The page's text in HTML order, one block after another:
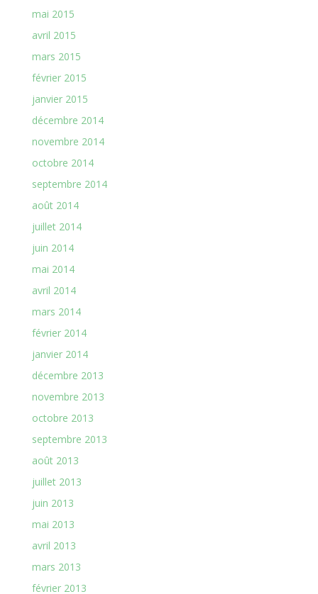
mai 2015
avril 2015
mars 2015
février 2015
janvier 2015
décembre 2014
novembre 2014
octobre 2014
septembre 2014
août 2014
juillet 2014
juin 2014
mai 2014
avril 2014
mars 2014
février 2014
janvier 2014
décembre 2013
novembre 2013
octobre 2013
septembre 2013
août 2013
juillet 2013
juin 2013
mai 2013
avril 2013
mars 2013
février 2013